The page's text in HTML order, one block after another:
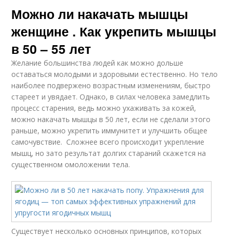
Можно ли накачать мышцы
женщине . Как укрепить мышцы
в 50 – 55 лет
Желание большинства людей как можно дольше
оставаться молодыми и здоровыми естественно. Но тело
наиболее подвержено возрастным изменениям, быстро
стареет и увядает. Однако, в силах человека замедлить
процесс старения, ведь можно ухаживать за кожей,
можно накачать мышцы в 50 лет, если не сделали этого
раньше, можно укрепить иммунитет и улучшить общее
самочувствие. Сложнее всего происходит укрепление
мышц, но зато результат долгих стараний скажется на
существенном омоложении тела.
Существует несколько основных принципов, которых